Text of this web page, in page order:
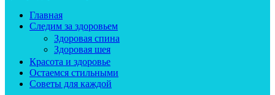
Главная
Следим за здоровьем
Здоровая спина
Здоровая шея
Красота и здоровье
Остаемся стильными
Советы для каждой